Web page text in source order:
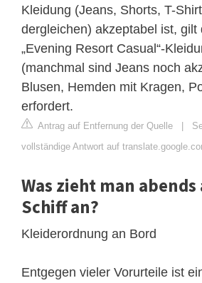
Kleidung (Jeans, Shorts, T-
dergleichen) akzeptabel ist, gilt
„Evening Resort Casual“-
(manchmal sind Jeans noch
Blusen, Hemden mit Kragen,
erfordert.
Antrag auf Entfernung der Quelle |
vollständige Antwort auf
Was zieht man
Schiff an?
Kleiderordnung an Bord
Entgegen vieler Vorurteile ist